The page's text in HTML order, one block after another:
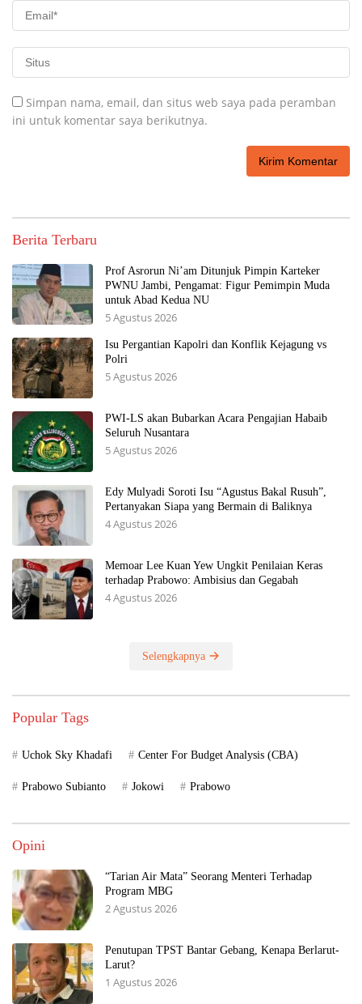
Simpan nama, email, dan situs web saya pada peramban
ini untuk komentar saya berikutnya.
Berita Terbaru
Prof Asrorun Ni’am Ditunjuk Pimpin Karteker
PWNU Jambi, Pengamat: Figur Pemimpin Muda
untuk Abad Kedua NU
5 Agustus 2026
Isu Pergantian Kapolri dan Konflik Kejagung vs
Polri
5 Agustus 2026
PWI-LS akan Bubarkan Acara Pengajian Habaib
Seluruh Nusantara
5 Agustus 2026
Edy Mulyadi Soroti Isu “Agustus Bakal Rusuh”,
Pertanyakan Siapa yang Bermain di Baliknya
4 Agustus 2026
Memoar Lee Kuan Yew Ungkit Penilaian Keras
terhadap Prabowo: Ambisius dan Gegabah
4 Agustus 2026
Selengkapnya
Popular Tags
Uchok Sky Khadafi Center For Budget Analysis (CBA)
Prabowo Subianto Jokowi Prabowo
Opini
“Tarian Air Mata” Seorang Menteri Terhadap
Program MBG
2 Agustus 2026
Penutupan TPST Bantar Gebang, Kenapa Berlarut-
Larut?
1 Agustus 2026